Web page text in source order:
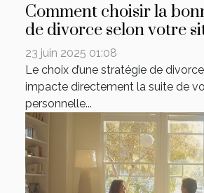
Comment choisir la
de divorce selon votre
23 juin 2025 01:08
Le choix d’une stratégie de
impacte directement la suite de
personnelle...